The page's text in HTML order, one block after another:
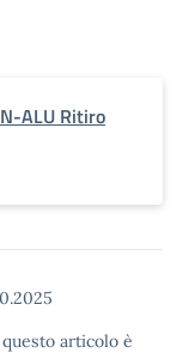
ALU Ritiro
articolo è